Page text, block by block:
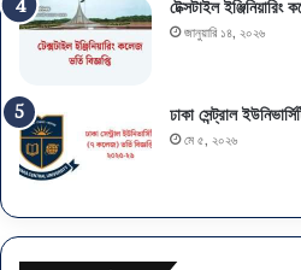
ও
গ্রে
শ
ন
স
টেক্সটাইল
জানুয়ারি ১৪, ২০২৬
ঢাকা সেন্ট্রাল
মে ৫, ২০২৬